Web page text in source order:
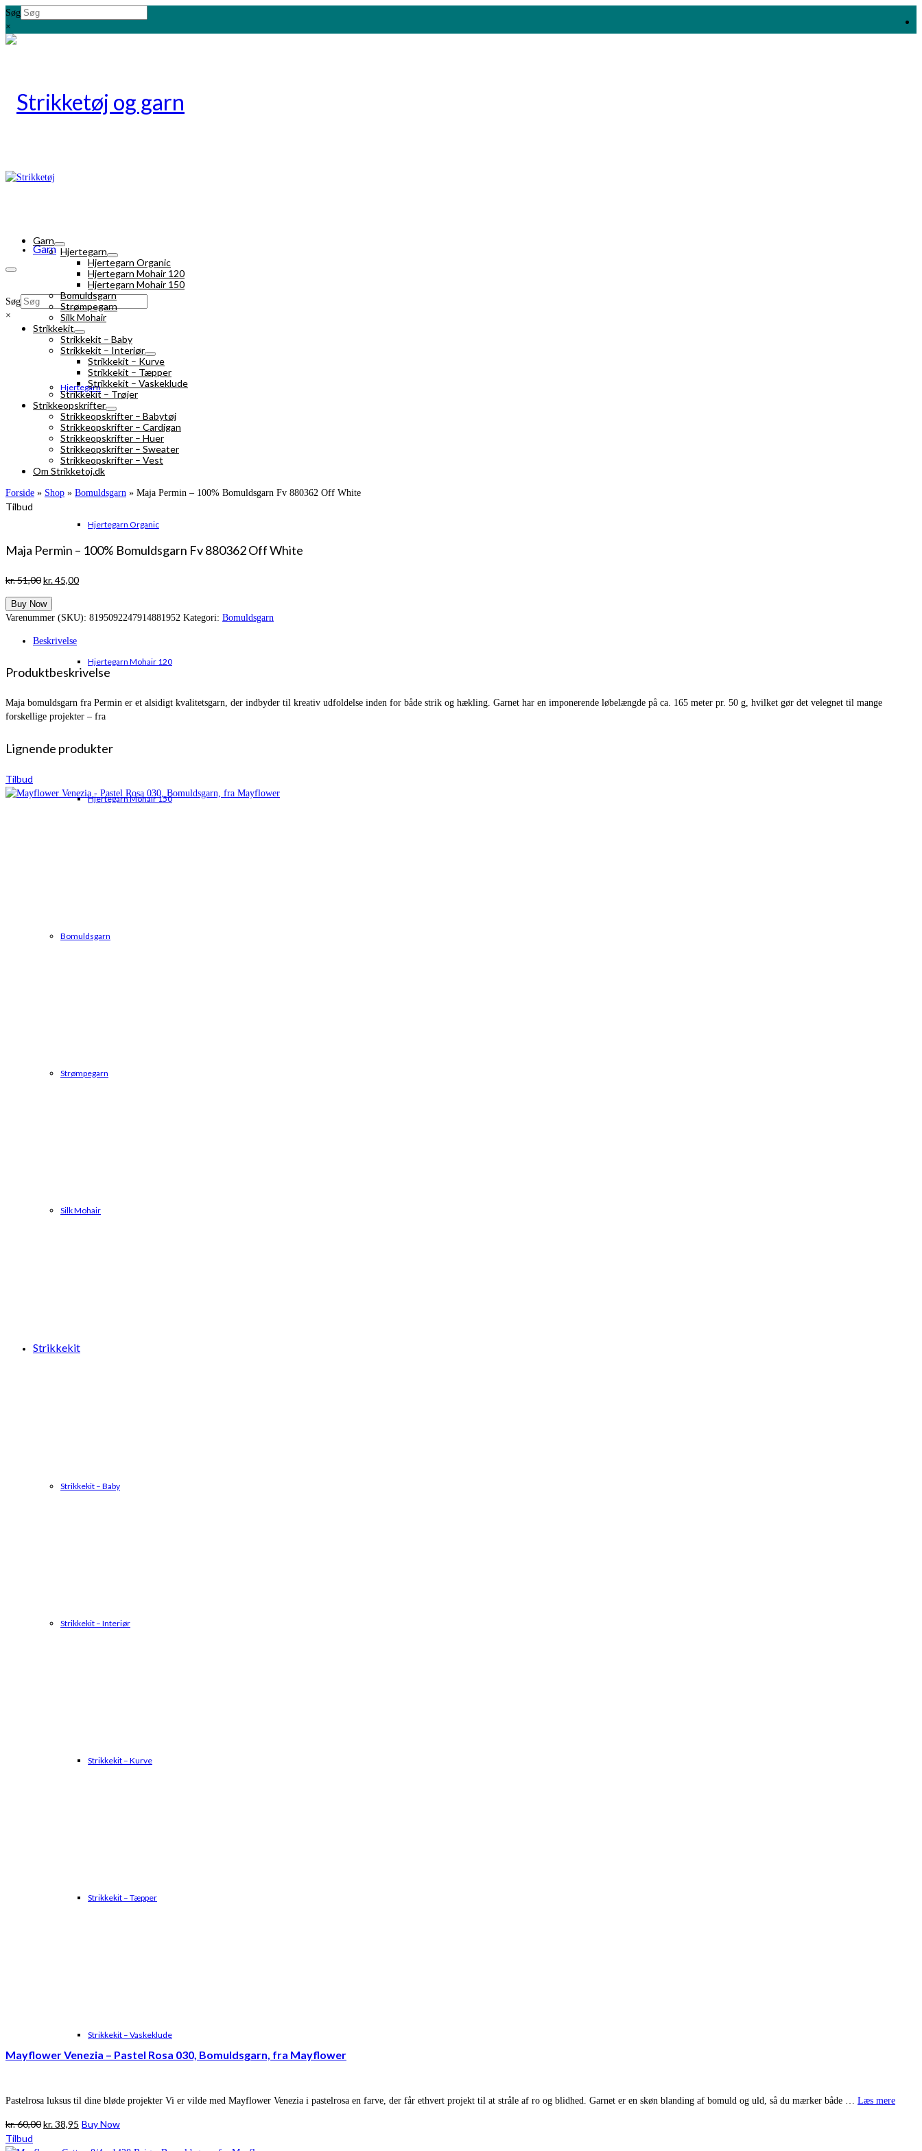
Søg
×
Garn
Hjertegarn
Hjertegarn Organic
Hjertegarn Mohair 120
Hjertegarn Mohair 150
Bomuldsgarn
Strømpegarn
Silk Mohair
Strikkekit
Strikkekit – Baby
Strikkekit – Interiør
Strikkekit – Kurve
Strikkekit – Tæpper
Strikkekit – Vaskeklude
Søg
×
Garn
Hjertegarn
Hjertegarn Organic
Hjertegarn Mohair 120
Hjertegarn Mohair 150
Bomuldsgarn
Strømpegarn
Silk Mohair
Strikkekit
Strikkekit – Baby
Strikkekit – Interiør
Strikkekit – Kurve
Strikkekit – Tæpper
Strikkekit – Vaskeklude
Strikkekit – Trøjer
Strikkeopskrifter
Strikkeopskrifter – Babytøj
Strikkeopskrifter – Cardigan
Strikkeopskrifter – Huer
Strikkeopskrifter – Sweater
Strikkeopskrifter – Vest
Om Strikketoj.dk
Forside » Shop » Bomuldsgarn » Maja Permin – 100% Bomuldsgarn Fv 880362 Off White
Tilbud
Maja Permin – 100% Bomuldsgarn Fv 880362 Off White
kr.51,00Den
pris
var:
kr.45,00Den
er:
Buy Now
Varenummer (SKU): 8195092247914881952 Kategori: Bomuldsgarn
Beskrivelse
Produktbeskrivelse
Maja bomuldsgarn fra Permin er et alsidigt kvalitetsgarn, der indbyder til kreativ udfoldelse inden for både strik og hækling. Garnet har en imponerende løbelængde på ca. 165 meter pr. 50 g, hvilket gør det velegnet til mange
forskellige projekter – fra
Lignende produkter
Tilbud
Mayflower Venezia – Pastel Rosa 030, Bomuldsgarn, fra Mayflower
Pastelrosa luksus til dine bløde projekter Vi er vilde med Mayflower Venezia i pastelrosa en farve, der får ethvert projekt til at stråle af ro og blidhed. Garnet er en skøn blanding af bomuld og uld, så du mærker både … Læs mere
kr.60,00Den
kr.38,95 Den
Buy Now
Tilbud